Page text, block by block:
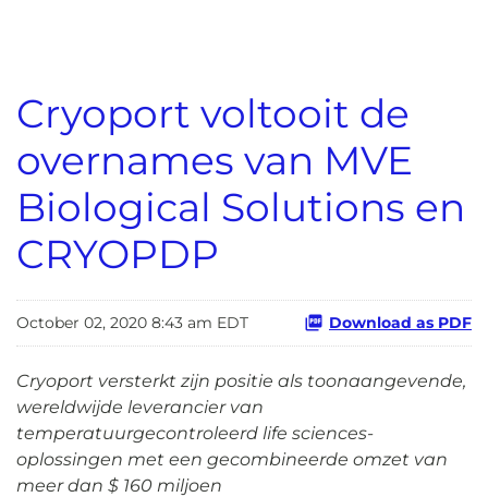
Cryoport voltooit de
overnames van MVE
Biological Solutions en
CRYOPDP
October 02, 2020 8:43 am EDT Download as PDF
Cryoport versterkt zijn positie als toonaangevende,
wereldwijde leverancier van
temperatuurgecontroleerd life sciences-
oplossingen met een gecombineerde omzet van
meer dan $ 160 miljoen